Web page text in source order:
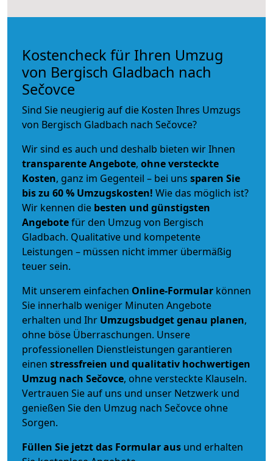
Kostencheck für Ihren Umzug
von Bergisch Gladbach nach
Sečovce
Sind Sie neugierig auf die Kosten Ihres Umzugs
von Bergisch Gladbach nach Sečovce?
Wir sind es auch und deshalb bieten wir Ihnen
transparente Angebote, ohne versteckte
Kosten, ganz im Gegenteil – bei uns sparen Sie
bis zu 60 % Umzugskosten! Wie das möglich ist?
Wir kennen die besten und günstigsten
Angebotefür den Umzug von Bergisch
Gladbach. Qualitative und kompetente
Leistungen – müssen nicht immer übermäßig
teuer sein.
Mit unserem einfachen Online-Formular können
Sie innerhalb weniger Minuten Angebote
erhalten und Ihr Umzugsbudgetgenau planen,
ohne böse Überraschungen. Unsere
professionellen Dienstleistungen garantieren
einen stressfreien und qualitativ hochwertigen
Umzug nach Sečovce, ohne versteckte Klauseln.
Vertrauen Sie auf uns und unser Netzwerk und
genießen Sie den Umzug nach Sečovce ohne
Sorgen.
Füllen Sie jetzt das Formular aus und erhalten